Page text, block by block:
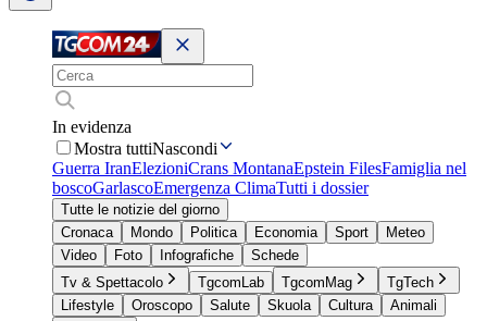
In evidenza
Mostra tuttiNascondi
Guerra IranElezioniCrans MontanaEpstein FilesFamiglia nel
boscoGarlascoEmergenza ClimaTutti i dossier
Tutte le notizie del giorno
Cronaca
Mondo Politica Economia Sport
Meteo
Video
Foto Infografiche
Schede
Tv & Spettacolo
TgcomLab TgcomMag
TgTech
Lifestyle
Oroscopo Salute Skuola Cultura
Animali